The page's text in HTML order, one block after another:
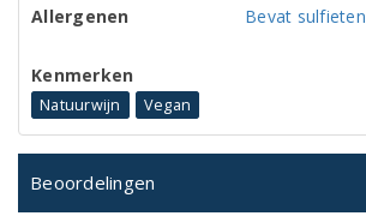
Allergenen
Bevat sulfieten
Kenmerken
Natuurwijn Vegan
Beoordelingen